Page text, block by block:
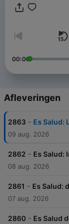
00:00
Afleveringen
2863 - Es Salud:
09 aug. 2026
2862 - Es Salud:
08 aug. 2026
2861 - Es Salud:
07 aug. 2026
2860 - Es Salud